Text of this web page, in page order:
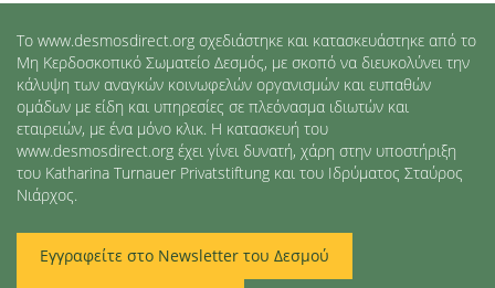
Το www.desmosdirect.org σχεδιάστηκε και κατασκευάστηκε από το
Μη Κερδοσκοπικό Σωματείο Δεσμός, με σκοπό να διευκολύνει την
κάλυψη των αναγκών κοινωφελών οργανισμών και ευπαθών
ομάδων με είδη και υπηρεσίες σε πλεόνασμα ιδιωτών και
εταιρειών, με ένα μόνο κλικ. Η κατασκευή του
www.desmosdirect.org έχει γίνει δυνατή, χάρη στην υποστήριξη
του Katharina Turnauer Privatstiftung και του Ιδρύματος Σταύρος
Νιάρχος.
Εγγραφείτε στο Newsletter του Δεσμού